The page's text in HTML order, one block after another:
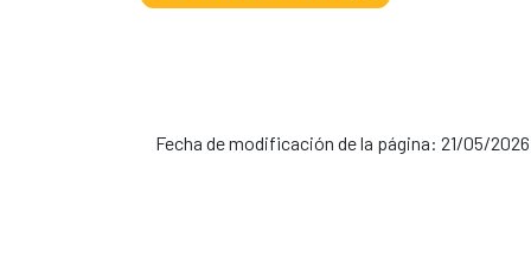
Fecha de modificación de la página: 21/05/2026